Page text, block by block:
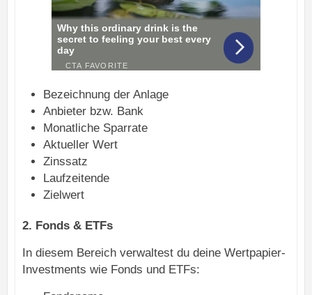
Bezeichnung der Anlage
Anbieter bzw. Bank
Monatliche Sparrate
Aktueller Wert
Zinssatz
Laufzeitende
Zielwert
2. Fonds & ETFs
In diesem Bereich verwaltest du deine Wertpapier-
Investments wie Fonds und ETFs: